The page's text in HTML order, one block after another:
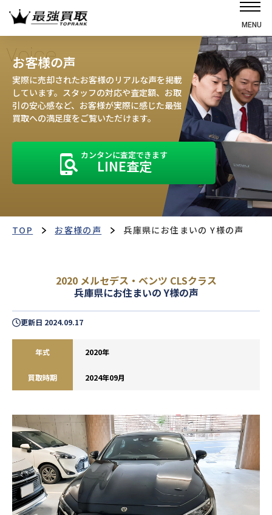
MENU
ホーム
選ばれる理由
高価買取の仕組み
売却の流れ
お客様の声
運営会社
最強買取マガジン
閉じる
Voice
お客様の声
実際に売却されたお客様のリアルな声を掲載
しています。スタッフの対応や査定額、お取
引の安心感など、お客様が実際に感じた最強
買取への満足度をご覧いただけます。
カンタンに査定できます
LINE査定
TOP お客様の声 兵庫県にお住まいの Y様の声
2020 メルセデス・ベンツ CLSクラス
兵庫県にお住まいの Y様の声
更新日 2024.09.17
年式 2020年
買取時期 2024年09月